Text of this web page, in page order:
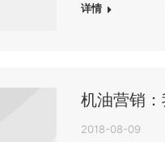
详情
机油营销：
2018-08-09